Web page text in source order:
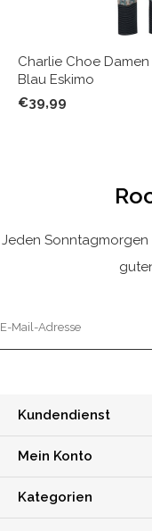
Charlie Choe
Blau Eskimo
€39,99
Jeden Sonntagmorgen
Kundendienst
Mein Konto
Kategorien